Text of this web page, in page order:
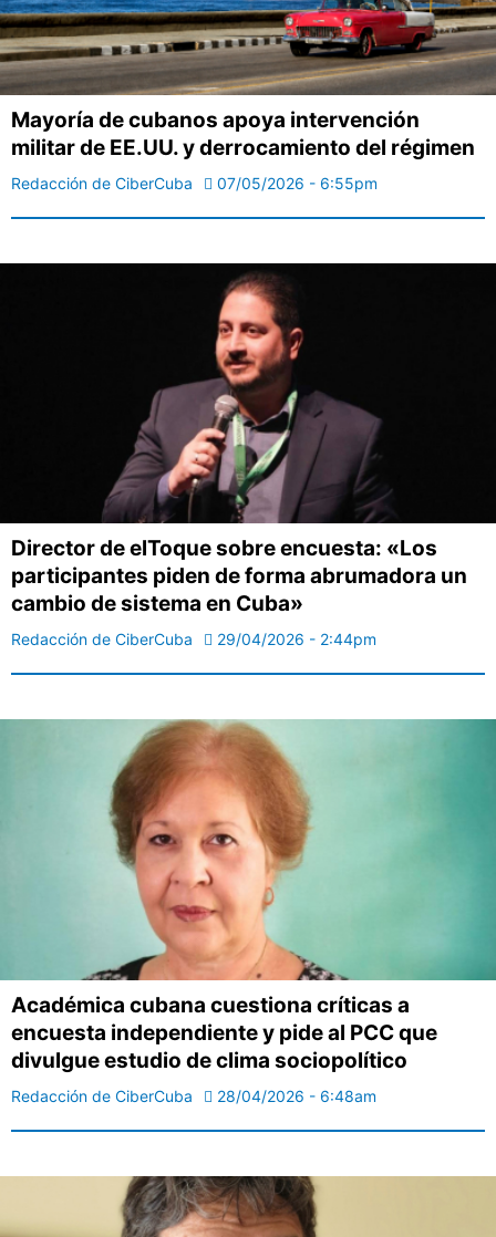
Mayoría de cubanos apoya intervención
militar de EE.UU. y derrocamiento del régimen
Redacción de CiberCuba 07/05/2026 - 6:55pm
Director de elToque sobre encuesta: «Los
participantes piden de forma abrumadora un
cambio de sistema en Cuba»
Redacción de CiberCuba 29/04/2026 - 2:44pm
Académica cubana cuestiona críticas a
encuesta independiente y pide al PCC que
divulgue estudio de clima sociopolítico
Redacción de CiberCuba 28/04/2026 - 6:48am